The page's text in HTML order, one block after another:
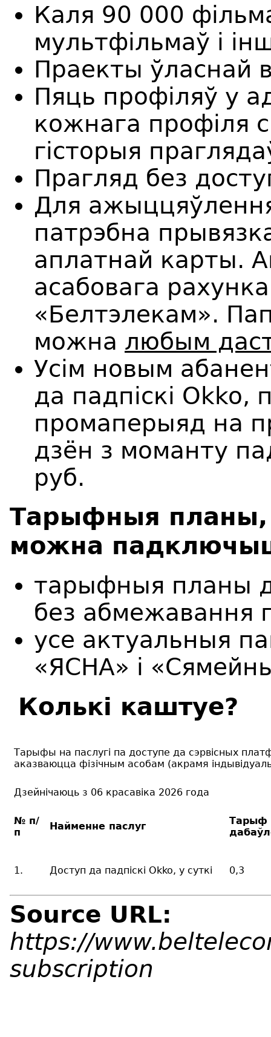
Каля 90 000
мультфільмаў і
Праекты ўласнай
Пяць профіляў у
кожнага профіля
гісторыя
Прагляд без
Для
патрэбна
аплатнай карты.
асабовага
«Белтэлекам».
можна любым
Усім новым
да падпіскі Okko,
промаперыяд на
дзён з моманту
руб.
Тарыфныя планы,
можна
тарыфныя планы
без абмежавання
усе актуальныя
«ЯСНА» і
Колькі каштуе?
Тарыфы на паслугі па доступе да сэрвісных
аказваюцца фізічным асобам (акрамя
Дзейнічаюць з 06 красавіка 2026 года
№ п/
п
Найменне паслуг
Тарыф
1. Доступ да падпіскі Okko, у суткі 0,3
Source URL:
https://
subscription